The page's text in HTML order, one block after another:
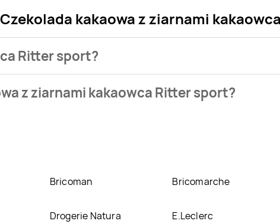
kakaowa z ziarnami
Ritter sport?
z ziarnami kakaowca Ritter sport?
Bricoman Bricomarche
Drogerie Natura E.Leclerc